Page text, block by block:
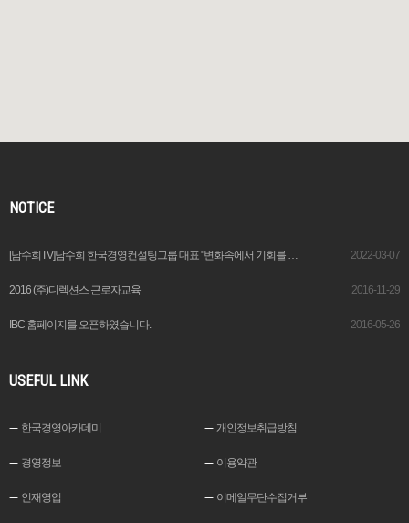
NOTICE
[남수희TV]남수희 한국경영컨설팅그룹 대표 "변화속에서 기회를 창출하는 이가 기업가“ 2022-03-07
2016 (주)디렉션스 근로자교육 2016-11-29
IBC 홈페이지를 오픈하였습니다. 2016-05-26
USEFUL LINK
한국경영아카데미 개인정보취급방침
경영정보 이용약관
인재영입 이메일무단수집거부